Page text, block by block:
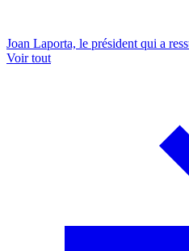
Joan Laporta, le président qui a
Voir tout